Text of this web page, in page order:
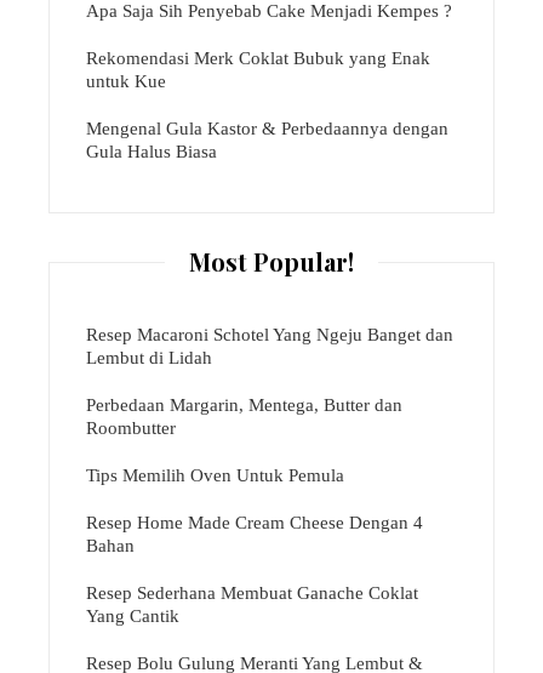
Apa Saja Sih Penyebab Cake Menjadi Kempes ?
Rekomendasi Merk Coklat Bubuk yang Enak
untuk Kue
Mengenal Gula Kastor & Perbedaannya dengan
Gula Halus Biasa
Most Popular!
Resep Macaroni Schotel Yang Ngeju Banget dan
Lembut di Lidah
Perbedaan Margarin, Mentega, Butter dan
Roombutter
Tips Memilih Oven Untuk Pemula
Resep Home Made Cream Cheese Dengan 4
Bahan
Resep Sederhana Membuat Ganache Coklat
Yang Cantik
Resep Bolu Gulung Meranti Yang Lembut &